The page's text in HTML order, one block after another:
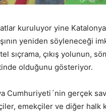
kuruluyor yine
yeniden söyleneceği
sıçrama, çıkış yolunun,
olduğunu gösteriyor.
Cumhuriyeti´nin gerçek
emekçiler ve diğer halk